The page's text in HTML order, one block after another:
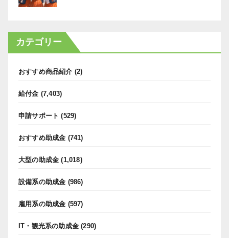
カテゴリー
おすすめ商品紹介 (2)
給付金 (7,403)
申請サポート (529)
おすすめ助成金 (741)
大型の助成金 (1,018)
設備系の助成金 (986)
雇用系の助成金 (597)
IT・観光系の助成金 (290)